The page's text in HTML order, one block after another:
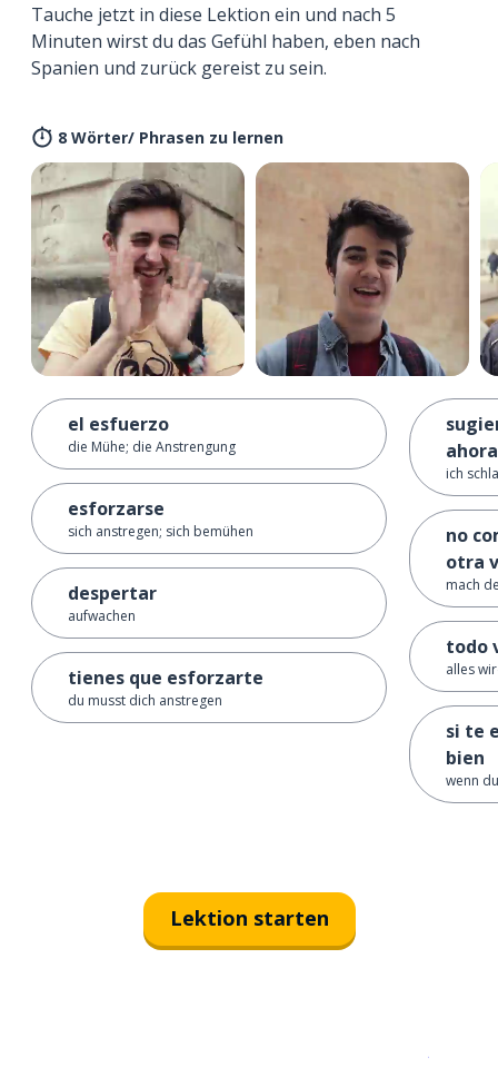
Tauche jetzt in diese Lektion ein und nach 5
Minuten wirst du das Gefühl haben, eben nach
Spanien und zurück gereist zu sein.
8 Wörter/ Phrasen zu lernen
el esfuerzo
die Mühe; die Anstrengung
esforzarse
sich anstregen; sich bemühen
despertar
aufwachen
tienes que esforzarte
du musst dich anstregen
ahora
ich
no
otra
mach
todo
alles
si te
bien
wenn
Lektion starten